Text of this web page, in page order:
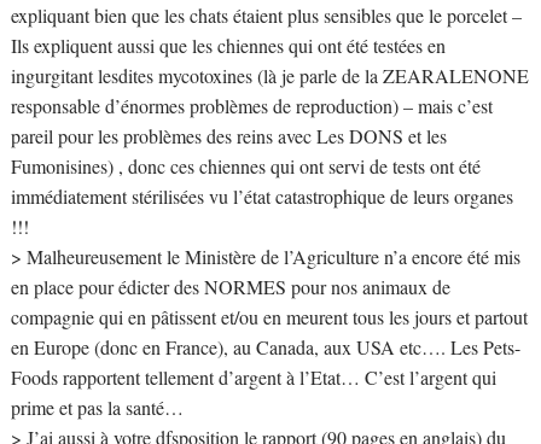
expliquant bien que les chats étaient plus sensibles que le porcelet –
Ils expliquent aussi que les chiennes qui ont été testées en
ingurgitant lesdites mycotoxines (là je parle de la ZEARALENONE
responsable d’énormes problèmes de reproduction) – mais c’est
pareil pour les problèmes des reins avec Les DONS et les
Fumonisines) , donc ces chiennes qui ont servi de tests ont été
immédiatement stérilisées vu l’état catastrophique de leurs organes
!!!
> Malheureusement le Ministère de l’Agriculture n’a encore été mis
en place pour édicter des NORMES pour nos animaux de
compagnie qui en pâtissent et/ou en meurent tous les jours et partout
en Europe (donc en France), au Canada, aux USA etc…. Les Pets-
Foods rapportent tellement d’argent à l’Etat… C’est l’argent qui
prime et pas la santé…
> J’ai aussi à votre dfsposition le rapport (90 pages en anglais) du